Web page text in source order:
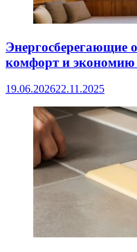
Энергосберегающие
комфорт и экономию
19.06.202622.11.2025